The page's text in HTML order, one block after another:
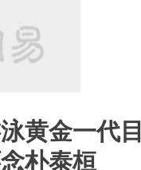
黄金一代
朴泰桓